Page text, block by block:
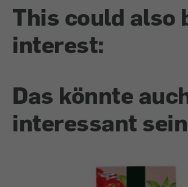
This could also
interest:
Das könnte
interessant